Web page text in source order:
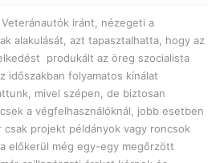
iránt, nézegeti a
alakulását, azt tapasztalhatta, hogy az
produkált az öreg szocialista
időszakban folyamatos kínálat
mivel szépen, de biztosan
a végfelhasználóknál, jobb esetben
csak projekt példányok vagy roncsok
előkerül még egy-egy megőrzött